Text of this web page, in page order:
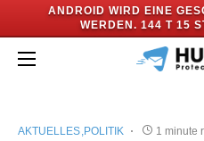
ANDROID WIRD EINE
WERDEN. 144 T 15
AKTUELLES POLITIK 1 minute